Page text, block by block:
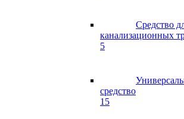
Средство
канализационных
5
средство
15